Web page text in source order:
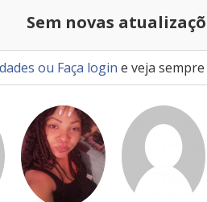
Sem novas
ou Faça login e veja